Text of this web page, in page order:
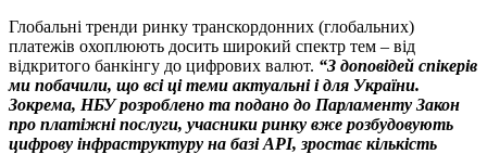
Глобальні тренди ринку транскордонних (глобальних)
платежів охоплюють досить широкий спектр тем – від
відкритого банкінгу до цифрових валют. “З доповідей спікерів
ми побачили, що всі ці теми актуальні і для України.
Зокрема, НБУ розроблено та подано до Парламенту Закон
про платіжні послуги, учасники ринку вже розбудовують
цифрову інфраструктуру на базі API, зростає кількість